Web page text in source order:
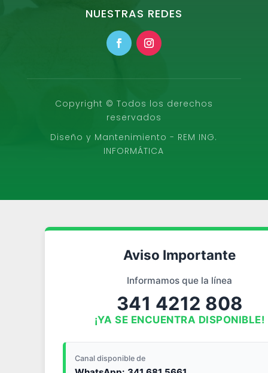
NUESTRAS REDES
Copyright © Todos los derechos
reservados
Diseño y Mantenimiento - REM ING.
INFORMÁTICA
Aviso Importante
Informamos que la línea
341 4212 808
¡YA SE ENCUENTRA DISPONIBLE!
Canal disponible de